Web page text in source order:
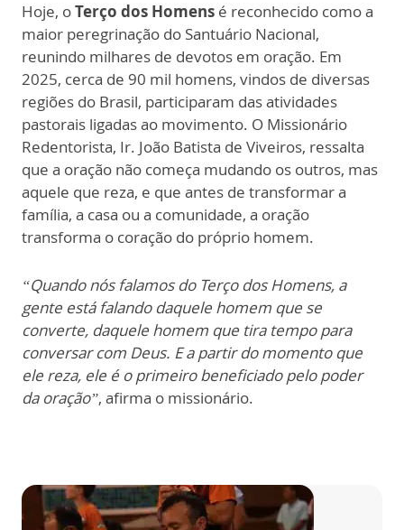
Hoje, oTerço dos Homens é reconhecido como a
maior peregrinação do Santuário Nacional,
reunindo milhares de devotos em oração. Em
2025, cerca de 90 mil homens, vindos de diversas
regiões do Brasil, participaram das atividades
pastorais ligadas ao movimento. O Missionário
Redentorista, Ir. João Batista de Viveiros, ressalta
que a oração não começa mudando os outros, mas
aquele que reza, e que antes de transformar a
família, a casa ou a comunidade, a oração
transforma o coração do próprio homem.
“Quando nós falamos do Terço dos Homens, a
gente está falando daquele homem que se
converte, daquele homem que tira tempo para
conversar com Deus. E a partir do momento que
ele reza, ele é o primeiro beneficiado pelo poder
da oração”, afirma o missionário.